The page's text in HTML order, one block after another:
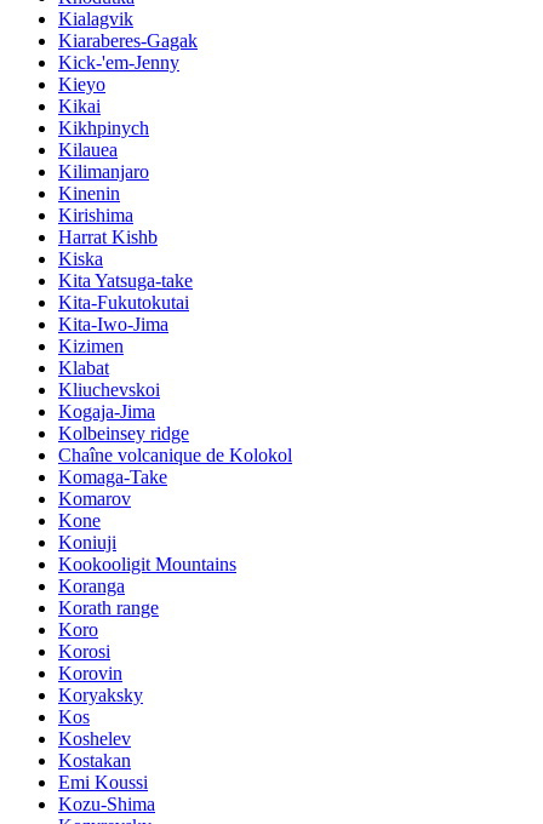
Kialagvik
Kiaraberes-Gagak
Kick-'em-Jenny
Kieyo
Kikai
Kikhpinych
Kilauea
Kilimanjaro
Kinenin
Kirishima
Harrat Kishb
Kiska
Kita Yatsuga-take
Kita-Fukutokutai
Kita-Iwo-Jima
Kizimen
Klabat
Kliuchevskoi
Kogaja-Jima
Kolbeinsey ridge
Chaîne volcanique de Kolokol
Komaga-Take
Komarov
Kone
Koniuji
Kookooligit Mountains
Koranga
Korath range
Koro
Korosi
Korovin
Koryaksky
Kos
Koshelev
Kostakan
Emi Koussi
Kozu-Shima